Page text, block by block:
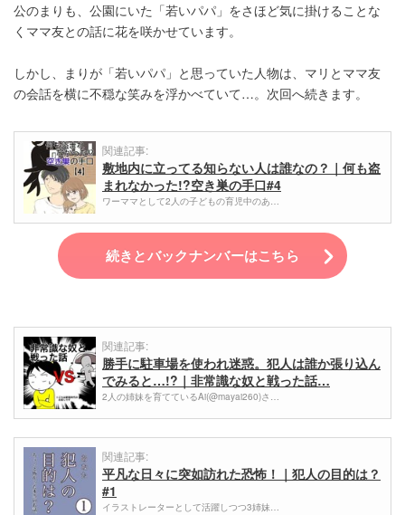
公のまりも、公園にいた「若いパパ」をさほど気に掛けることな
くママ友との話に花を咲かせています。
しかし、まりが「若いパパ」と思っていた人物は、マリとママ友
の会話を横に不穏な笑みを浮かべていて…。次回へ続きます。
関連記事:
敷地内に立ってる知らない人は誰なの？｜何も盗
まれなかった!?空き巣の手口#4
ワーママとして2人の子どもの育児中のあ…
続きとバックナンバーはこちら
関連記事:
勝手に駐車場を使われ迷惑。犯人は誰か張り込ん
でみると…!?｜非常識な奴と戦った話…
2人の姉妹を育てているAi(@mayai260)さ…
関連記事:
平凡な日々に突如訪れた恐怖！｜犯人の目的は？
#1
イラストレーターとして活躍しつつ3姉妹…